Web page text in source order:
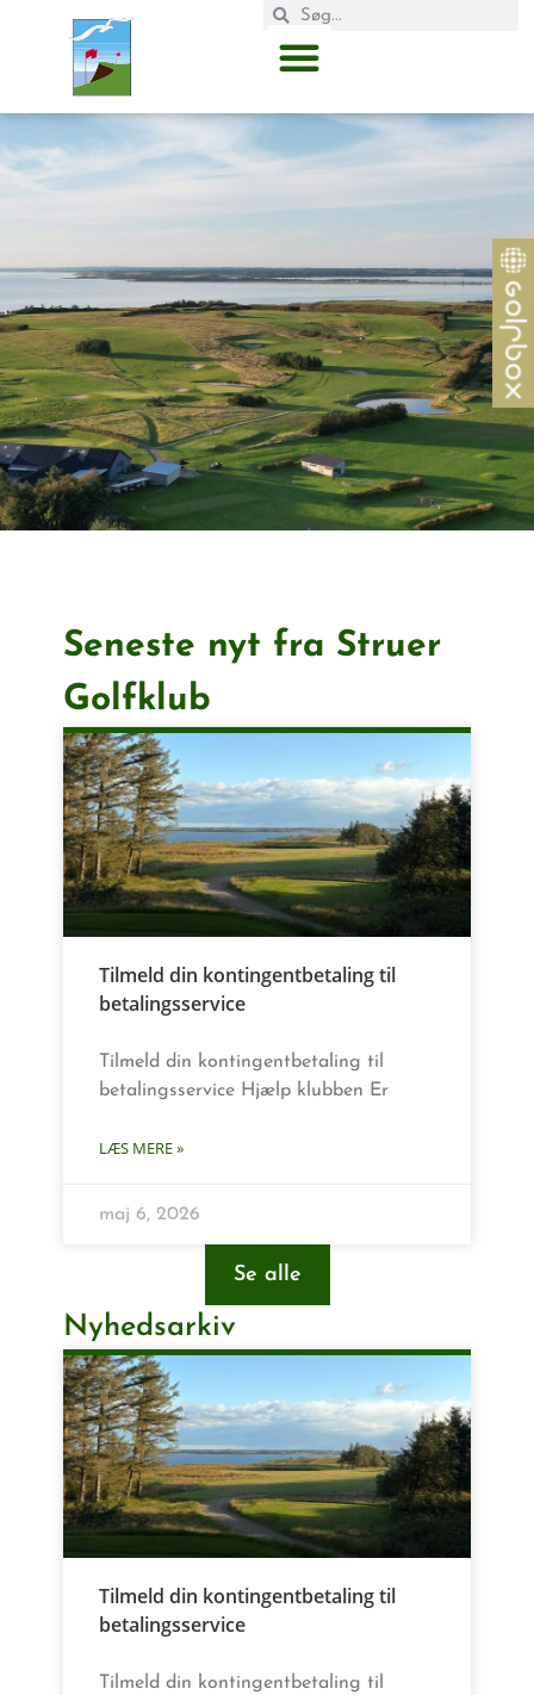
Seneste nyt fra Struer
Golfklub
Tilmeld din kontingentbetaling til
betalingsservice
Tilmeld din kontingentbetaling til
betalingsservice Hjælp klubben Er
LÆS MERE »
maj 6, 2026
Se alle
Nyhedsarkiv
Tilmeld din kontingentbetaling til
betalingsservice
Tilmeld din kontingentbetaling til